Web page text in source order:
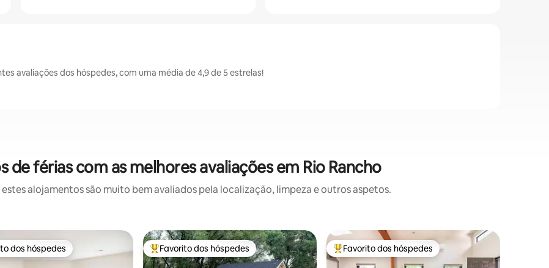
avaliações dos hóspedes, com uma média de 4,9 de 5 estrelas!
de férias com as melhores avaliações em Rio Rancho
alojamentos são muito bem avaliados pela localização, limpeza e outros aspetos.
dos hóspedes mais apreciados
dos hóspedes Favoritos dos hóspedes mais apreciados
Favorito dos hóspedes Favoritos dos hóspedes mais apreciados
Favorito dos hóspedes